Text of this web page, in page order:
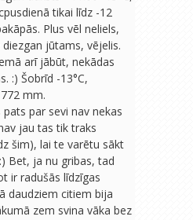
tikai līdz -12
Plus vēl neliels,
jūtams, vējelis.
arī jābūt, nekādas
:) Šobrīd -13°C,
mm.
par sevi nav nekas
jau tas tik traks
šim), lai te varētu sākt
Bet, ja nu gribas, tad
ir radušās līdzīgas
daudziem citiem bija
zem svina vāka bez